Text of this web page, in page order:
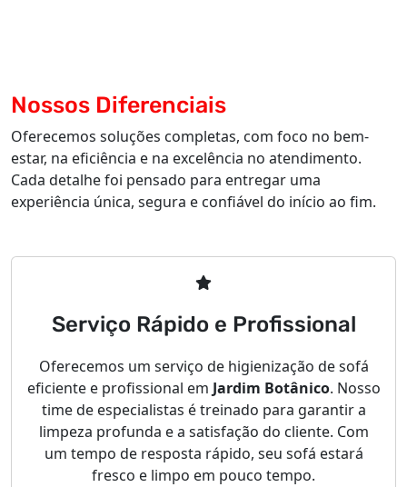
Nossos Diferenciais
Oferecemos soluções completas, com foco no bem-
estar, na eficiência e na excelência no atendimento.
Cada detalhe foi pensado para entregar uma
experiência única, segura e confiável do início ao fim.
Serviço Rápido e Profissional
Oferecemos um serviço de higienização de sofá
eficiente e profissional em Jardim Botânico. Nosso
time de especialistas é treinado para garantir a
limpeza profunda e a satisfação do cliente. Com
um tempo de resposta rápido, seu sofá estará
fresco e limpo em pouco tempo.